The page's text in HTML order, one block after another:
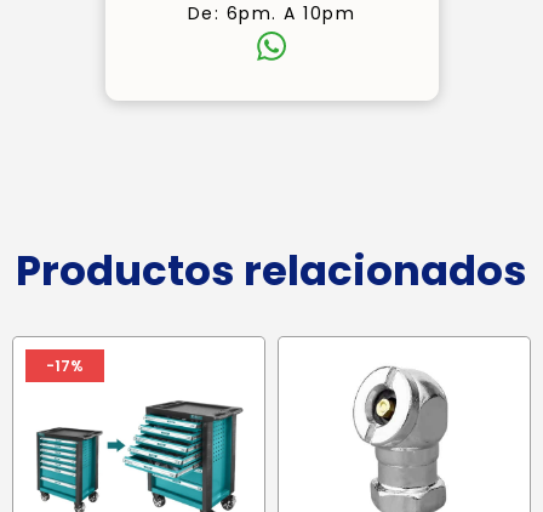
De: 6pm. A 10pm
Productos relacionados
-17%